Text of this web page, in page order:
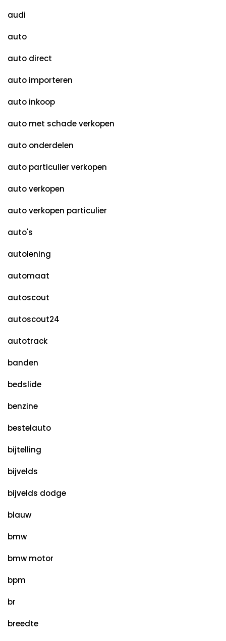
audi
auto
auto direct
auto importeren
auto inkoop
auto met schade verkopen
auto onderdelen
auto particulier verkopen
auto verkopen
auto verkopen particulier
auto's
autolening
automaat
autoscout
autoscout24
autotrack
banden
bedslide
benzine
bestelauto
bijtelling
bijvelds
bijvelds dodge
blauw
bmw
bmw motor
bpm
br
breedte